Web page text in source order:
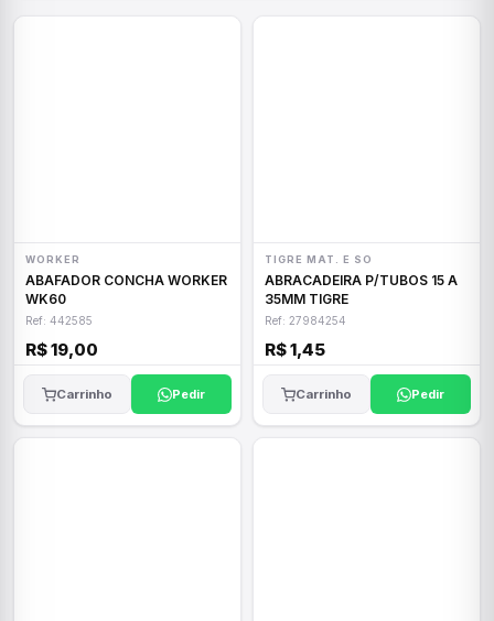
WORKER
ABAFADOR CONCHA WORKER
WK60
Ref: 442585
R$ 19,00
Carrinho Pedir
TIGRE MAT. E SO
ABRACADEIRA P/TUBOS 15 A
35MM TIGRE
Ref: 27984254
R$ 1,45
Carrinho Pedir